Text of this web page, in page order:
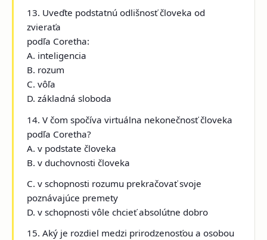
13. Uveďte podstatnú odlišnosť človeka od
zvieraťa
podľa Coretha:
A. inteligencia
B. rozum
C. vôľa
D. základná sloboda
14. V čom spočíva virtuálna nekonečnosť človeka
podľa Coretha?
A. v podstate človeka
B. v duchovnosti človeka
C. v schopnosti rozumu prekračovať svoje
poznávajúce premety
D. v schopnosti vôle chcieť absolútne dobro
15. Aký je rozdiel medzi prirodzenosťou a osobou